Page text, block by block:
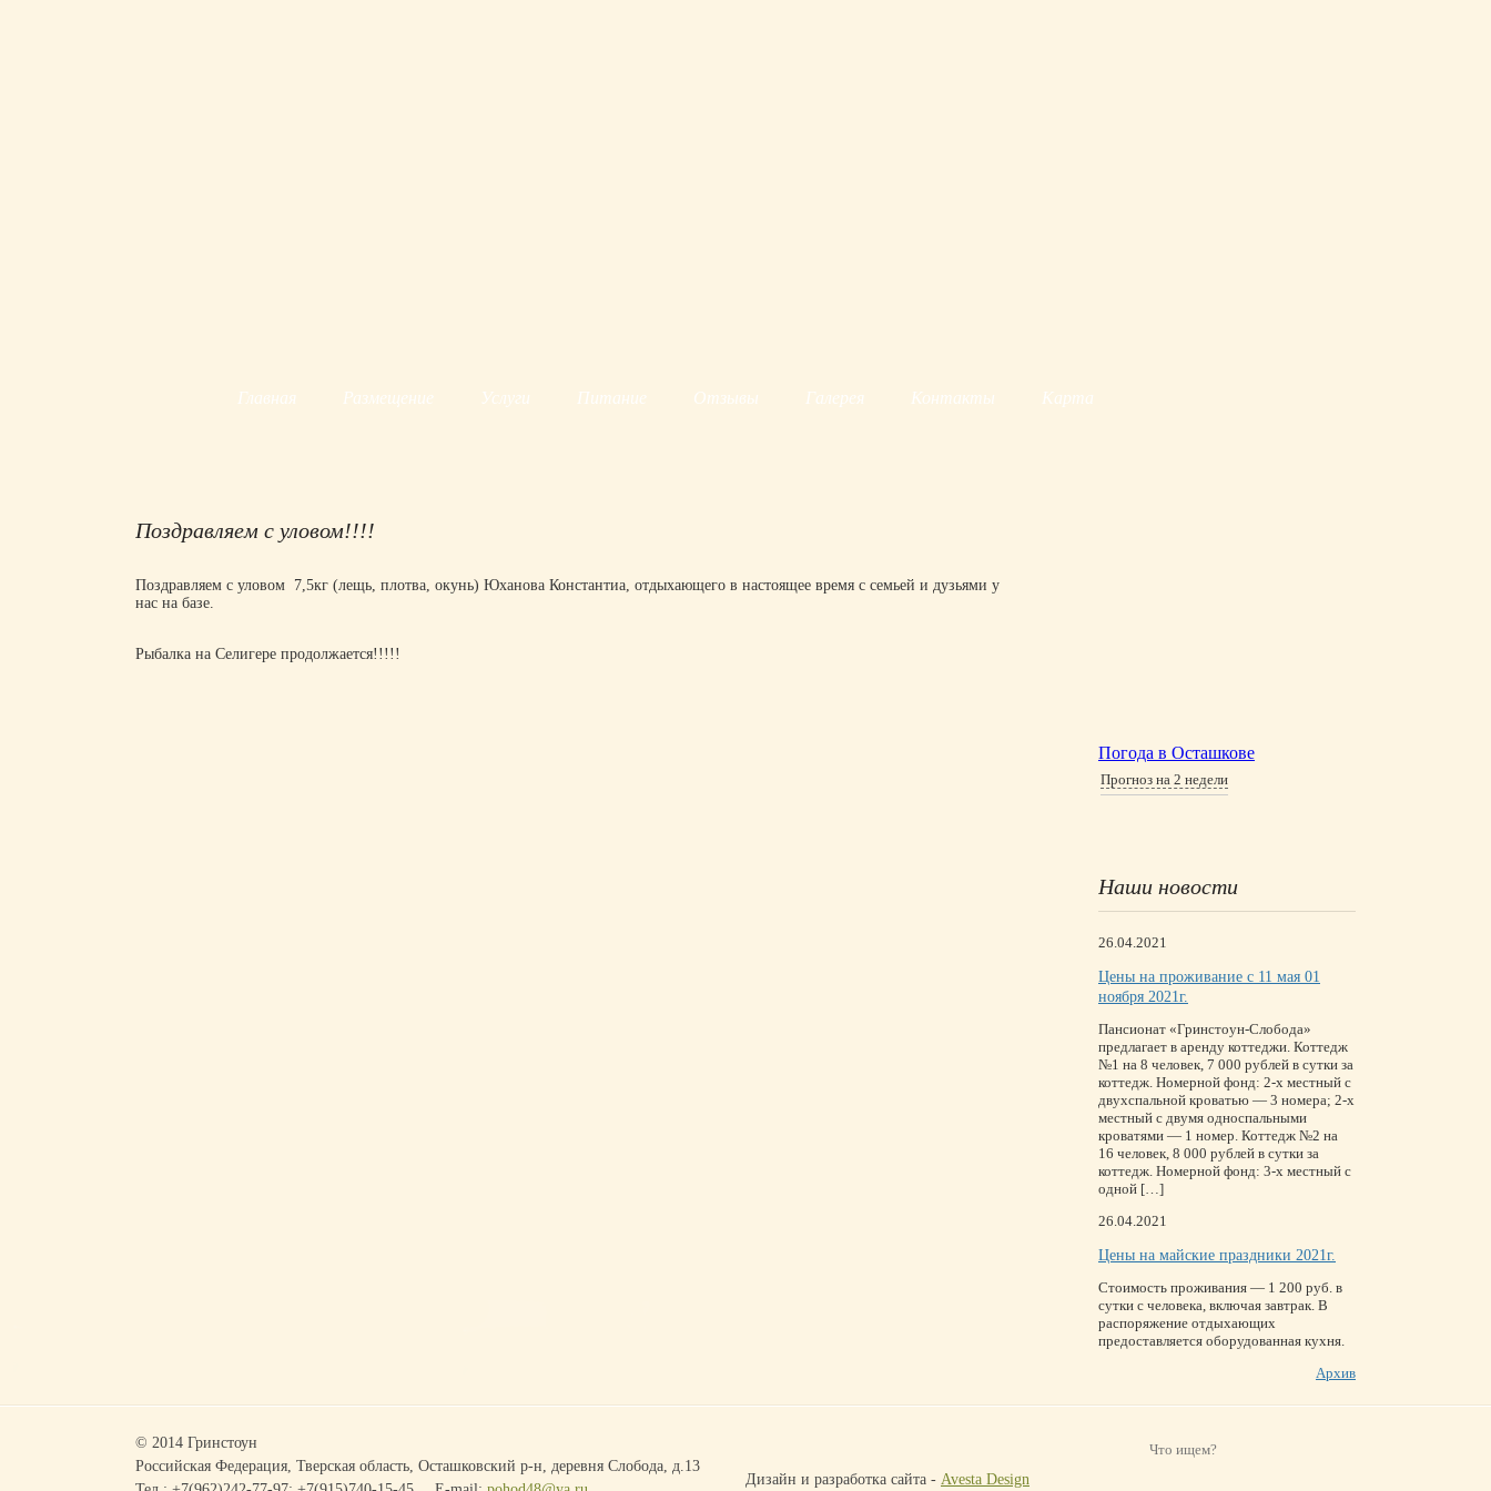
Главная Размещение Услуги Питание Отзывы Галерея Контакты Карта
Поздравляем с уловом!!!!
Поздравляем с уловом 7,5кг (лещь, плотва, окунь) Юханова Константиа, отдыхающего в настоящее время с семьей и дузьями у
нас на базе.
Рыбалка на Селигере продолжается!!!!!
Погода в Осташкове
Прогноз на 2 недели
Наши новости
26.04.2021
Цены на проживание с 11 мая 01
ноября 2021г.
Пансионат «Гринстоун-Слобода»
предлагает в аренду коттеджи. Коттедж
№1 на 8 человек, 7 000 рублей в сутки за
коттедж. Номерной фонд: 2-х местный с
двухспальной кроватью — 3 номера; 2-х
местный с двумя односпальными
кроватями — 1 номер. Коттедж №2 на
16 человек, 8 000 рублей в сутки за
коттедж. Номерной фонд: 3-х местный с
одной […]
26.04.2021
Цены на майские праздники 2021г.
Стоимость проживания — 1 200 руб. в
сутки с человека, включая завтрак. В
распоряжение отдыхающих
предоставляется оборудованная кухня.
Архив
© 2014 Гринстоун
Российская Федерация, Тверская область, Осташковский р-н, деревня Слобода, д.13
Дизайн и разработка сайта - Avesta Design